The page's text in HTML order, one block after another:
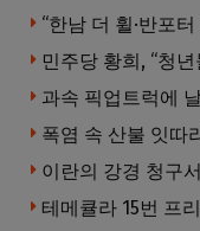
이란의 강경 청구